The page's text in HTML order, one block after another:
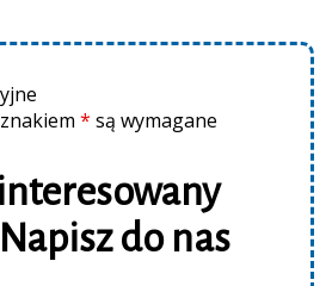
* są wymagane
do nas